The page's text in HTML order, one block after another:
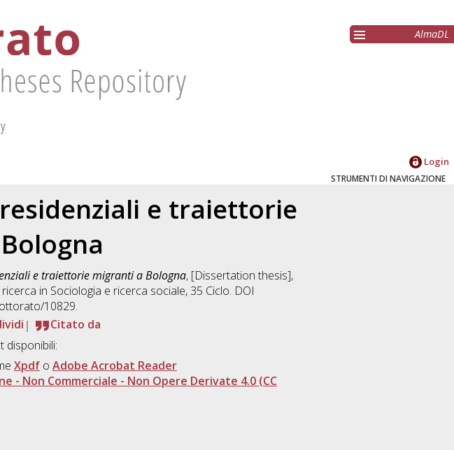
AlmaDL
Login
STRUMENTI DI NAVIGAZIONE
e traiettorie
e traiettorie migranti a Bologna, [Dissertation thesis],
in Sociologia e ricerca sociale, 35 Ciclo. DOI
10829.
Citato da
disponibili:
Xpdf o Adobe Acrobat Reader
- Non Commerciale - Non Opere Derivate 4.0 (CC